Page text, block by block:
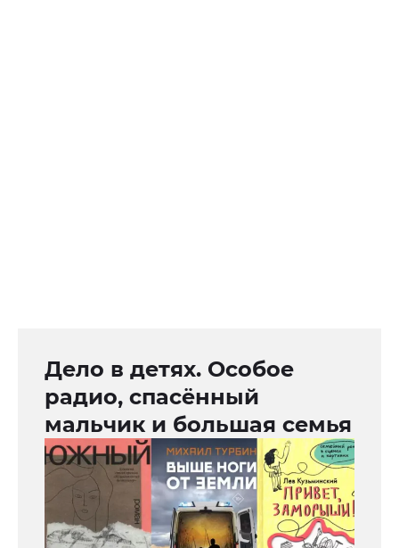
Дело в детях. Особое
радио, спасённый
мальчик и большая семья